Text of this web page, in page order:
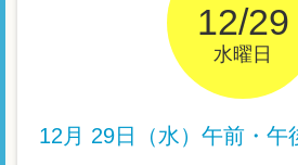
12/29
水曜日
12月 29日（水）午前・午